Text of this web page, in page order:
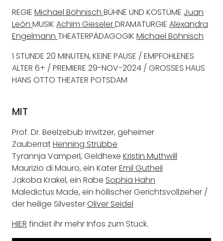
REGIE Michael Böhnisch BÜHNE UND KOSTÜME Juan
León MUSIK Achim GieselerDRAMATURGIE Alexandra
Engelmann THEATERPÄDAGOGIK Michael Böhnisch
1 STUNDE 20 MINUTEN, KEINE PAUSE / EMPFOHLENES
ALTER 6+ / PREMIERE 29-NOV-2024 / GROSSES HAUS
HANS OTTO THEATER POTSDAM
MIT
Prof. Dr. Beelzebub Irrwitzer, geheimer
ZauberratHenning Strübbe
Tyrannja Vamperl, Geldhexe Kristin Muthwill
Maurizio di Mauro, ein KaterEmil Gutheil
Jakoba Krakel, ein Rabe Sophia Hahn
Maledictus Made, ein höllischer Gerichtsvollzieher /
der heilige SilvesterOliver Seidel
HIER findet ihr mehr Infos zum Stück.